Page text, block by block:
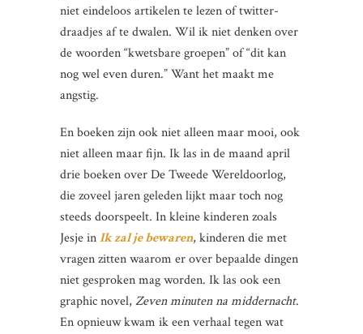
niet eindeloos artikelen te lezen of twitter-
draadjes af te dwalen. Wil ik niet denken over
de woorden “kwetsbare groepen” of “dit kan
nog wel even duren.” Want het maakt me
angstig.
En boeken zijn ook niet alleen maar mooi, ook
niet alleen maar fijn. Ik las in de maand april
drie boeken over De Tweede Wereldoorlog,
die zoveel jaren geleden lijkt maar toch nog
steeds doorspeelt. In kleine kinderen zoals
Jesje inIk zal je bewaren, kinderen die met
vragen zitten waarom er over bepaalde dingen
niet gesproken mag worden. Ik las ook een
graphic novel, Zeven minuten na middernacht.
En opnieuw kwam ik een verhaal tegen wat